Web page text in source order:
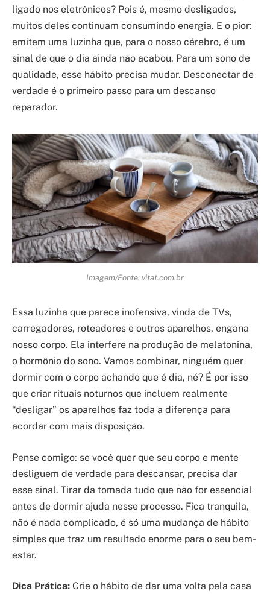
ligado nos eletrônicos? Pois é, mesmo desligados,
muitos deles continuam consumindo energia. E o pior:
emitem uma luzinha que, para o nosso cérebro, é um
sinal de que o dia ainda não acabou. Para um sono de
qualidade, esse hábito precisa mudar. Desconectar de
verdade é o primeiro passo para um descanso
reparador.
Imagem/Fonte: vitat.com.br
Essa luzinha que parece inofensiva, vinda de TVs,
carregadores, roteadores e outros aparelhos, engana
nosso corpo. Ela interfere na produção de melatonina,
o hormônio do sono. Vamos combinar, ninguém quer
dormir com o corpo achando que é dia, né? É por isso
que criar rituais noturnos que incluem realmente
“desligar” os aparelhos faz toda a diferença para
acordar com mais disposição.
Pense comigo: se você quer que seu corpo e mente
desliguem de verdade para descansar, precisa dar
esse sinal. Tirar da tomada tudo que não for essencial
antes de dormir ajuda nesse processo. Fica tranquila,
não é nada complicado, é só uma mudança de hábito
simples que traz um resultado enorme para o seu bem-
estar.
Dica Prática: Crie o hábito de dar uma volta pela casa